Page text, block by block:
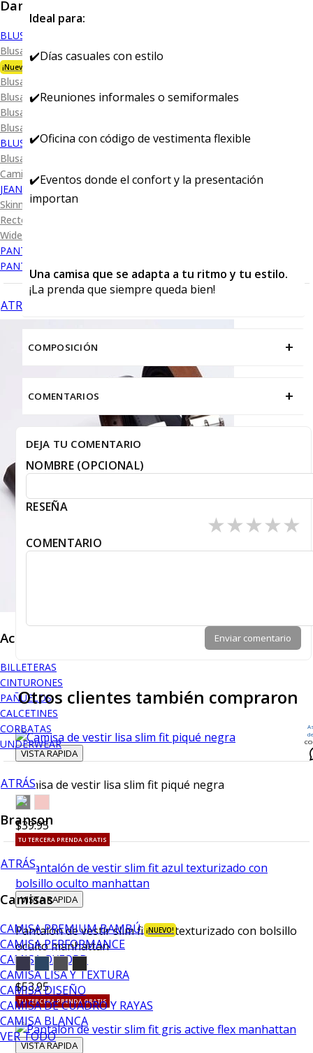
Dama
BLUSA
Blusa Premium Bambú
¡Nueva Colección!
Blusa Performance
Blusa Piqué
Blusa Oxford
Blusa de Vestir
BLUSA SPORT
Blusa Sport Lisa
Camiseta Lisa
JEANS
Skinny Levanta Pompis
Recto Levanta Pompis
Wide Leg
PANTALÓN DE VESTIR
PANTALÓN CASUAL
ATRÁS
Accesorios
BILLETERAS
CINTURONES
PAÑUELOS
CALCETINES
CORBATAS
UNDERWEAR
ATRÁS
Branson
ATRÁS
Camisas
CAMISA PREMIUM BAMBÚ ¡NUEVO!
CAMISA PERFORMANCE
CAMISA OXFORD
CAMISA LISA Y TEXTURA
CAMISA DISEÑO
CAMISA DE CUADRO Y RAYAS
CAMISA BLANCA
VER TODO
Ideal para:
✔️Días casuales con estilo
✔️Reuniones informales o semiformales
✔️Oficina con código de vestimenta flexible
✔️Eventos donde el confort y la presentación
importan
Una camisa que se adapta a tu ritmo y tu estilo.
¡La prenda que siempre queda bien!
COMPOSICIÓN +
COMENTARIOS +
DEJA TU COMENTARIO
NOMBRE (OPCIONAL)
RESEÑA
★
★
★
★
★
COMENTARIO
Enviar comentario
Otros clientes también compraron
VISTA RAPIDA
Camisa de vestir lisa slim fit piqué negra
$39.95
TU TERCERA PRENDA GRATIS
VISTA RAPIDA
Pantalón de vestir slim fit azul texturizado con bolsillo
oculto manhattan
$53.95
TU TERCERA PRENDA GRATIS
VISTA RAPIDA
de